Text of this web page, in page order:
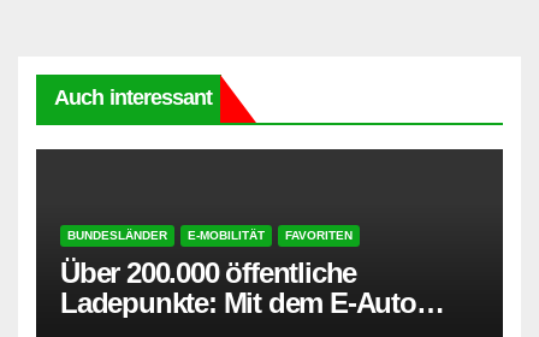
Auch interessant
BUNDESLÄNDER E-MOBILITÄT FAVORITEN
Über 200.000 öffentliche
Ladepunkte: Mit dem E-Auto